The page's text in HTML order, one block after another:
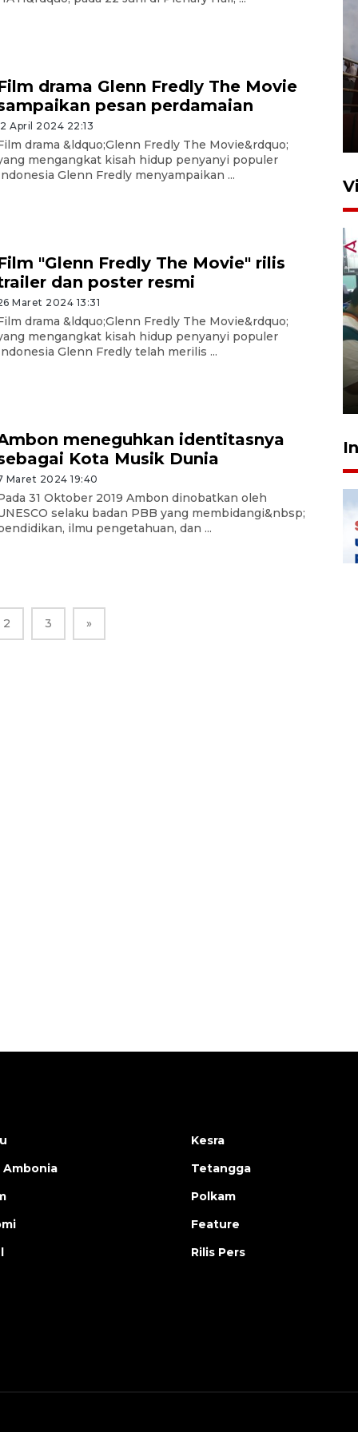
drama Glenn Fredly The Movie
pesan perdamaian
April 2024 22:13
drama &ldquo;Glenn Fredly The Movie&rdquo;
mengangkat kisah hidup penyanyi populer
Glenn Fredly menyampaikan ...
"Glenn Fredly The Movie" rilis
dan poster resmi
Maret 2024 13:31
drama &ldquo;Glenn Fredly The Movie&rdquo;
mengangkat kisah hidup penyanyi populer
Glenn Fredly telah merilis ...
meneguhkan identitasnya
Kota Musik Dunia
Maret 2024 19:40
31 Oktober 2019 Ambon dinobatkan oleh
selaku badan PBB yang membidangi&nbsp;
ilmu pengetahuan, dan ...
2 3 »
Unjuk rasa protes penataan
Pasar Higienis
5 Mei 2026 05:32
Ambon ajak semua pihak buka
ruang pada anak di lembaga
Kesra
Tetangga
Polkam
Feature
Rilis Pers